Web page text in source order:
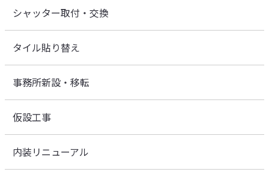
シャッター取付・交換
タイル貼り替え
事務所新設・移転
仮設工事
内装リニューアル